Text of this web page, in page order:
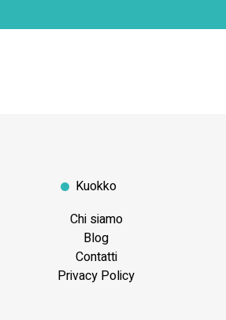
Kuokko
Chi siamo
Blog
Contatti
Privacy Policy